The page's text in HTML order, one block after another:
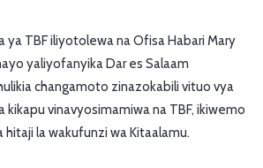
ya TBF iliyotolewa na Ofisa Habari Mary
yaliyofanyika Dar es Salaam
changamoto zinazokabili vituo vya
kikapu vinavyosimamiwa na TBF, ikiwemo
hitaji la wakufunzi wa Kitaalamu.